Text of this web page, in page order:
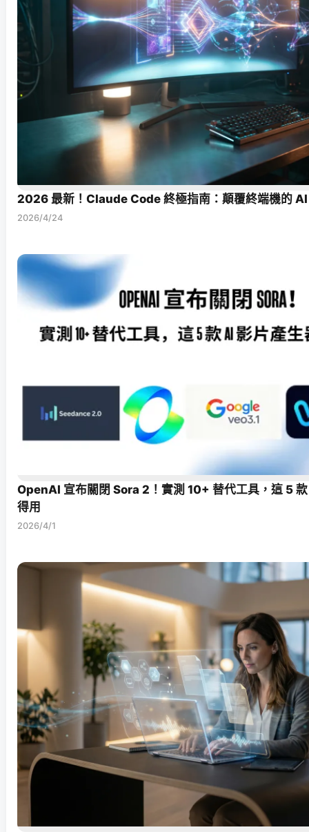
2026 最新！Claude Code 終極指南：顛覆終端機的 AI
2026/4/24
OpenAI 宣布關閉 Sora 2！實測 10+ 替代工具，這 5
得用
2026/4/1